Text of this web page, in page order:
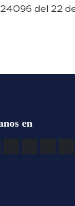
del 22
en